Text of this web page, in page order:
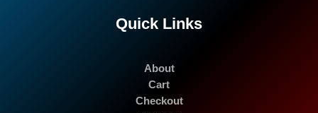
Quick Links
About
Cart
Checkout